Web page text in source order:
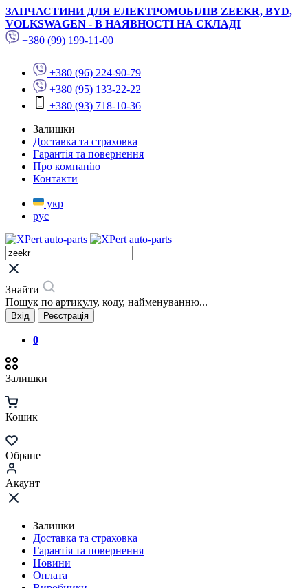
ЗАПЧАСТИНИ ДЛЯ ЕЛЕКТРОМОБІЛІВ ZEEKR, BYD,
VOLKSWAGEN - В НАЯВНОСТІ НА СКЛАДІ
+380 (99) 199-11-00
+380 (96) 224-90-79
+380 (95) 133-22-22
+380 (93) 718-10-36
Залишки
Доставка та страховка
Гарантія та повернення
Про компанію
Контакти
укр
рус
Знайти
Пошук по артикулу, коду, найменуванню...
Вхід Реєстрація
0
Залишки
Кошик
Обране
Акаунт
Залишки
Доставка та страховка
Гарантія та повернення
Новини
Оплата